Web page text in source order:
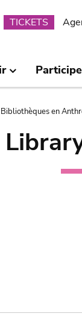
TICKETS
Bibliothèques en